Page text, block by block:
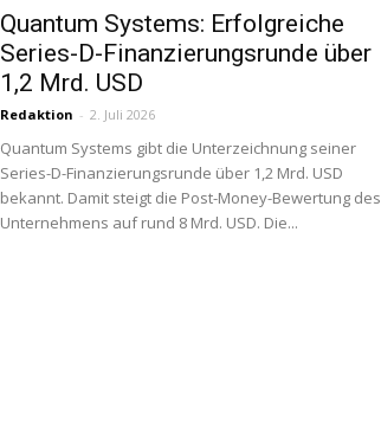
Quantum Systems: Erfolgreiche
Series-D-Finanzierungsrunde über
1,2 Mrd. USD
Redaktion - 2. Juli 2026
Quantum Systems gibt die Unterzeichnung seiner
Series-D-Finanzierungsrunde über 1,2 Mrd. USD
bekannt. Damit steigt die Post-Money-Bewertung des
Unternehmens auf rund 8 Mrd. USD. Die...